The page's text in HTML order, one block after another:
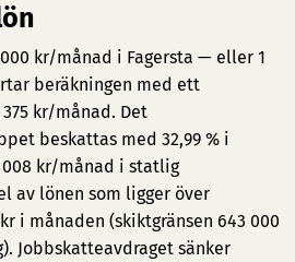
kr/månad i Fagersta — eller 1
beräkningen med ett
kr/månad. Det
beskattas med 32,99 % i
kr/månad i statlig
av lönen som ligger över
i månaden (skiktgränsen 643 000
Jobbskatteavdraget sänker